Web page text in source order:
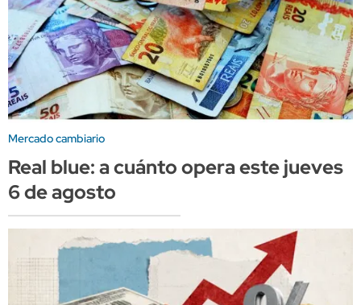
Mercado cambiario
Real blue: a cuánto opera este jueves
6 de agosto